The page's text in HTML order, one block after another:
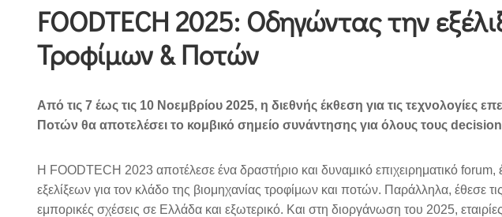
FOODTECH 2025: Οδηγώντας την
Τροφίμων & Ποτών
Από τις 7 έως τις 10 Νοεμβρίου 2025, η διεθνής έκθεση για τις τεχνολογίες
Ποτών θα αποτελέσει το κομβικό σημείο συνάντησης για όλους τους decision
H FOODTECH 2023 αποτέλεσε ένα δραστήριο και δυναμικό επιχειρηματικό forum,
εξελίξεων για τον κλάδο της βιομηχανίας τροφίμων και ποτών. Παράλληλα, έθεσε
εμπορικές σχέσεις σε Ελλάδα και εξωτερικό. Και στη διοργάνωση του 2025,